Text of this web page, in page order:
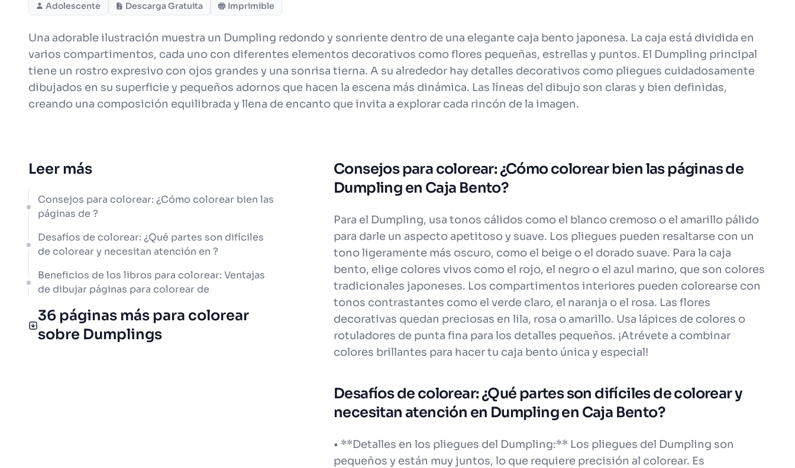
Adolescente Descarga Gratuita Imprimible
Una adorable ilustración muestra un Dumpling redondo y sonriente dentro de una elegante caja bento japonesa. La caja está dividida en
varios compartimentos, cada uno con diferentes elementos decorativos como flores pequeñas, estrellas y puntos. El Dumpling principal
tiene un rostro expresivo con ojos grandes y una sonrisa tierna. A su alrededor hay detalles decorativos como pliegues cuidadosamente
dibujados en su superficie y pequeños adornos que hacen la escena más dinámica. Las líneas del dibujo son claras y bien definidas,
creando una composición equilibrada y llena de encanto que invita a explorar cada rincón de la imagen.
Leer más
Consejos para colorear: ¿Cómo colorear bien las
páginas de ?
Desafíos de colorear: ¿Qué partes son difíciles
de colorear y necesitan atención en ?
Beneficios de los libros para colorear: Ventajas
de dibujar páginas para colorear de
36 páginas más para colorear
sobre Dumplings
Consejos para colorear: ¿Cómo colorear bien las páginas de
Dumpling en Caja Bento?
Para el Dumpling, usa tonos cálidos como el blanco cremoso o el amarillo pálido
para darle un aspecto apetitoso y suave. Los pliegues pueden resaltarse con un
tono ligeramente más oscuro, como el beige o el dorado suave. Para la caja
bento, elige colores vivos como el rojo, el negro o el azul marino, que son colores
tradicionales japoneses. Los compartimentos interiores pueden colorearse con
tonos contrastantes como el verde claro, el naranja o el rosa. Las flores
decorativas quedan preciosas en lila, rosa o amarillo. Usa lápices de colores o
rotuladores de punta fina para los detalles pequeños. ¡Atrévete a combinar
colores brillantes para hacer tu caja bento única y especial!
Desafíos de colorear: ¿Qué partes son difíciles de colorear y
necesitan atención en Dumpling en Caja Bento?
• **Detalles en los pliegues del Dumpling:** Los pliegues del Dumpling son
pequeños y están muy juntos, lo que requiere precisión al colorear. Es